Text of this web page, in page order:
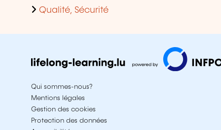
Qualité, Sécurité
Qui sommes-nous?
Mentions légales
Gestion des cookies
Protection des données